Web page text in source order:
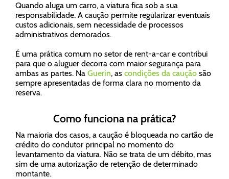
Quando aluga um carro, a viatura fica sob a sua
responsabilidade. A caução permite regularizar eventuais
custos adicionais, sem necessidade de processos
administrativos demorados.
É uma prática comum no setor de rent-a-car e contribui
para que o aluguer decorra com maior segurança para
ambas as partes. Na Guerin, as condições da caução são
sempre apresentadas de forma clara no momento da
reserva.
Como funciona na prática?
Na maioria dos casos, a caução é bloqueada no cartão de
crédito do condutor principal no momento do
levantamento da viatura. Não se trata de um débito, mas
sim de uma autorização de retenção de determinado
montante.